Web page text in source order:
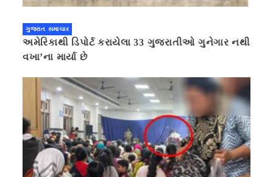
ગુજરાત સમાચાર
અમેરિકાથી ડિપોર્ટ કરાયેલા 33 ગુજરાતીઓ ગુનેગાર નથી
વખા’ના માર્યા છે